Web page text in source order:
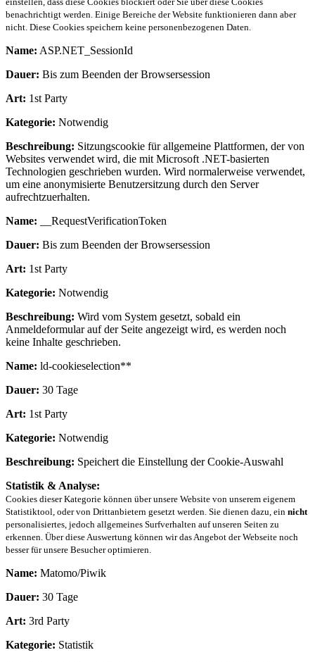
benachrichtigt werden. Einige Bereiche der Website funktionieren dann aber
nicht. Diese Cookies speichern keine personenbezogenen Daten.
Name: ASP.NET_SessionId
Dauer: Bis zum Beenden der Browsersession
Art: 1st Party
Kategorie: Notwendig
Beschreibung: Sitzungscookie für allgemeine Plattformen, der von
Websites verwendet wird, die mit Microsoft .NET-basierten
Technologien geschrieben wurden. Wird normalerweise verwendet,
um eine anonymisierte Benutzersitzung durch den Server
aufrechtzuerhalten.
Name: __RequestVerificationToken
Dauer: Bis zum Beenden der Browsersession
Art: 1st Party
Kategorie: Notwendig
Beschreibung: Wird vom System gesetzt, sobald ein
Anmeldeformular auf der Seite angezeigt wird, es werden noch
keine Inhalte geschrieben.
Name: ld-cookieselection**
Dauer: 30 Tage
Art: 1st Party
Kategorie: Notwendig
Beschreibung: Speichert die Einstellung der Cookie-Auswahl
Statistik & Analyse:
Cookies dieser Kategorie können über unsere Website von unserem eigenem
Statistiktool, oder von Drittanbietern gesetzt werden. Sie dienen dazu, ein nicht
personalisiertes, jedoch allgemeines Surfverhalten auf unseren Seiten zu
erkennen. Über diese Auswertung können wir das Angebot der Webseite noch
besser für unsere Besucher optimieren.
Name: Matomo/Piwik
Dauer: 30 Tage
Art: 3rd Party
Kategorie: Statistik